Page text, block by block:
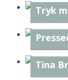
Tryk
Tina